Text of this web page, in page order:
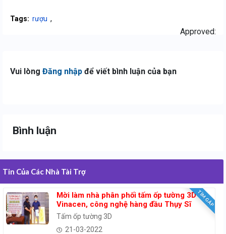
Tags: rượu ,
Approved:
Vui lòng Đăng nhập để viết bình luận của bạn
Bình luận
Tin Của Các Nhà Tài Trợ
TÌM GẤP
Mời làm nhà phân phối tấm ốp tường 3D
Vinacen, công nghệ hàng đầu Thụy Sĩ
Tấm ốp tường 3D
21-03-2022